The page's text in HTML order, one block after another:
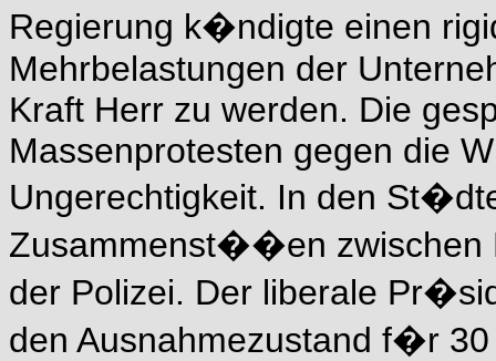
Regierung k�ndigte einen
Mehrbelastungen der
Kraft Herr zu werden. Die
Massenprotesten gegen die
Ungerechtigkeit. In den
Zusammenst��en zwischen
der Polizei. Der liberale
den Ausnahmezustand f�r